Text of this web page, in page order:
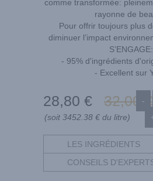
comme transformée:
rayonne de
Pour offrir toujours plus
diminuer l’impact
S’ENGAGE:
- 95% d'ingrédients
- Excellent sur
28,80 € 32,00 €
(soit 3452.38 € du litre)
-
LES INGRÉDIENTS
CONSEILS